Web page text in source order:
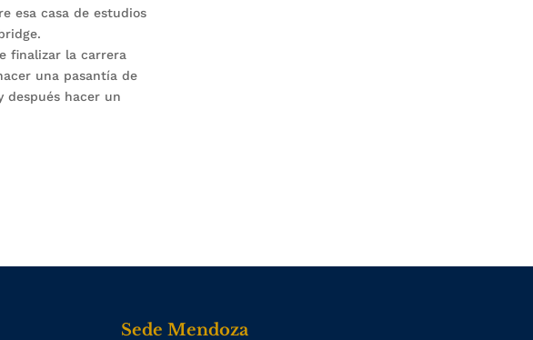
esa casa de estudios
finalizar la carrera
una pasantía de
después hacer un
Sede Mendoza